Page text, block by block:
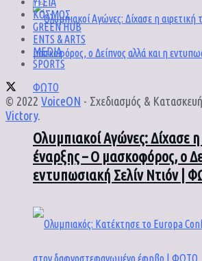
Ολυμπιακοί Αγώνες: Δίχασε η
έναρξης – Ο μασκοφόρος, ο
εντυπωσιακή Σελίν Ντιόν |
ΚΟΣΜΟΣ
GREEN HUB
ENTS & ARTS
MEDIA
SPORTS
© 2022 VoiceON - Σχεδιασμός &
Victory.